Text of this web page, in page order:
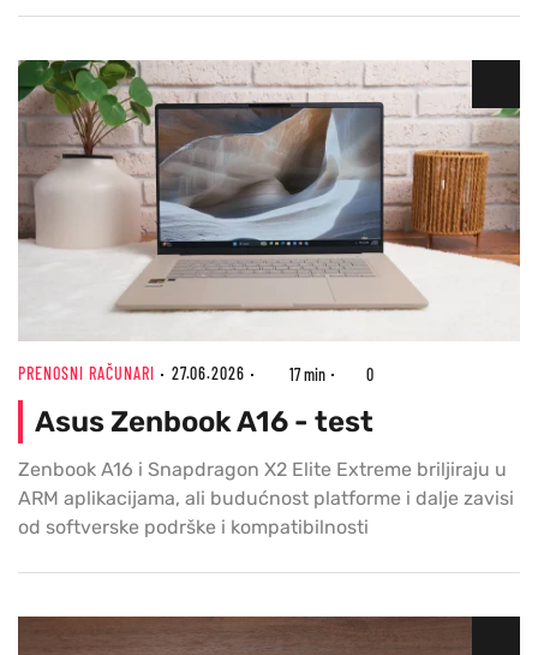
PRENOSNI RAČUNARI 27.06.2026 17 min 0
Asus Zenbook A16 - test
Zenbook A16 i Snapdragon X2 Elite Extreme briljiraju u
ARM aplikacijama, ali budućnost platforme i dalje zavisi
od softverske podrške i kompatibilnosti